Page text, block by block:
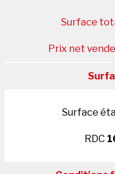
Surface
Prix net
Surface
RDC